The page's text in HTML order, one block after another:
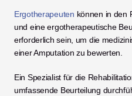
Ergotherapeuten können in den
und eine ergotherapeutische
erforderlich sein, um die
einer Amputation zu bewerten.
Ein Spezialist für die
umfassende Beurteilung